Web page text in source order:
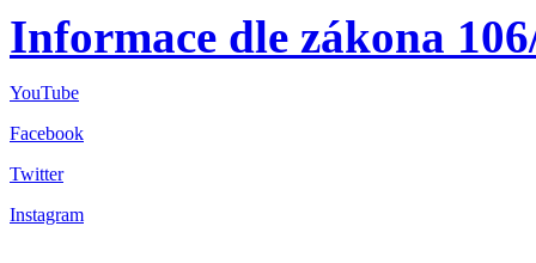
Informace dle zákona
YouTube
Facebook
Twitter
Instagram